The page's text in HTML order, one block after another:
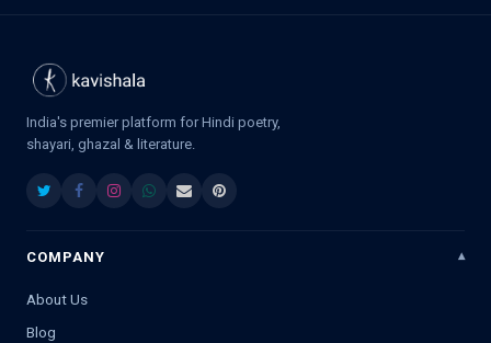
India's premier platform for Hindi poetry,
shayari, ghazal & literature.
COMPANY
About Us
Blog